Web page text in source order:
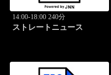
14:00-18:00 240分
ストレートニュース